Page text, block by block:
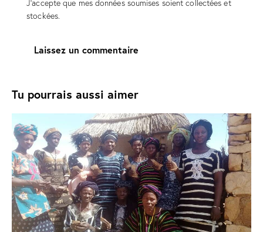
J'accepte que mes données soumises soient collectées et
stockées.
Tu pourrais aussi aimer